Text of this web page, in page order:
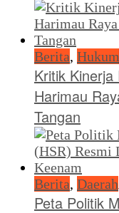
Berita, Hukum
Kritik
Harimau
Tangan
Berita, Daerah
Peta Politik